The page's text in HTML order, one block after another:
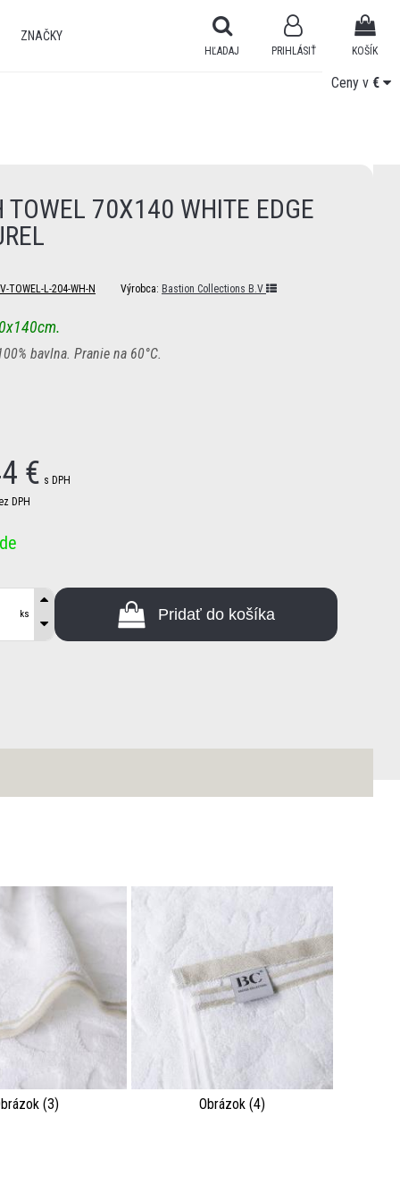
Ceny v €
Ceny v €
ZNAČKY
KOŠÍK
PRIHLÁSIŤ
HĽADAJ
TOWEL 70X140 WHITE EDGE
TOWEL-L-204-WH-N Výrobca: Bastion Collections B.V
bavlna. Pranie na 60°C.
€ s DPH
DPH
ks Pridať do košíka
(3) Obrázok (4)